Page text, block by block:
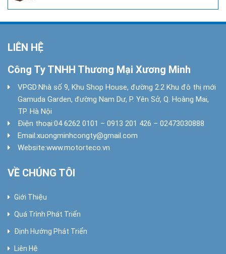
LIÊN HỆ
Công Ty TNHH Thương Mại Xương Minh
VPGD:Nhà số 9, Khu Shop House, đường 2.2 Khu đô thị mới
Gamuda Garden, đường Nam Dư, P. Yên Sở, Q. Hoàng Mai,
TP. Hà Nội
Điện thoại:04 6262 0101 – 0913 201 426 – 02473030888
Email:xuongminhcongty@gmail.com
Website:www.motorteco.vn
VỀ CHÚNG TÔI
Giới Thiệu
Quá Trình Phát Triển
Định Hướng Phát Triển
Liên Hệ